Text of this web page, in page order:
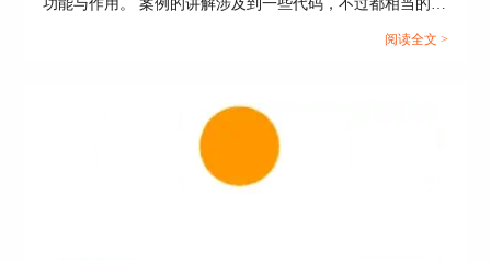
铅笔也是Hype 4新增的绘图工具，它绘画出来的也
是矢量图形。铅笔在绘画中更加自由。不同于矢量
形状（钢笔）只能绘画出线段或者封闭的形状（绘
画中即使形状没有封闭，软件默认是封闭的），铅
功能与作用。 案例的讲解涉及到一些代码，不过都相当的简
单，相信小伙伴通过这样一个案例能够举一反三，掌握
阅读全文 >